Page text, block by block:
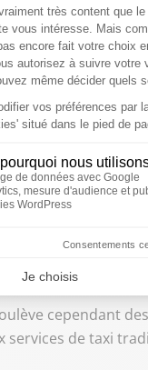
que cet outil
les
plutôt que
frauduleux qui
aux chauffeurs,
avec les
un porte-parole d'
surtout utilisé dans
"rarement"
cependant
de taxi